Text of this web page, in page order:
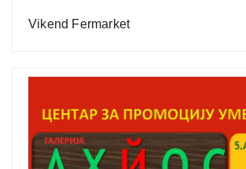
Vikend Fermarket